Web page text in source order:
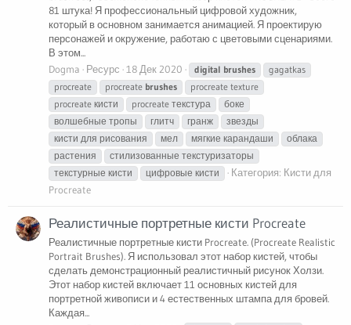
81 штука! Я профессиональный цифровой художник,
который в основном занимается анимацией. Я проектирую
персонажей и окружение, работаю с цветовыми сценариями.
В этом...
Dogma
Ресурс 18 Дек 2020 digital brushes
gagatkas
procreate
procreate brushes
procreate texture
procreate кисти
procreate текстура
боке
волшебные тропы
глитч гранж
звезды
кисти для рисования
мел мягкие карандаши
облака
растения
стилизованные текстуризаторы
текстурные кисти
цифровые кисти Категория: Кисти для
Procreate
Реалистичные портретные кисти Procreate
Реалистичные портретные кисти Procreate. (Procreate Realistic
Portrait Brushes). Я использовал этот набор кистей, чтобы
сделать демонстрационный реалистичный рисунок Холзи.
Этот набор кистей включает 11 основных кистей для
портретной живописи и 4 естественных штампа для бровей.
Каждая...